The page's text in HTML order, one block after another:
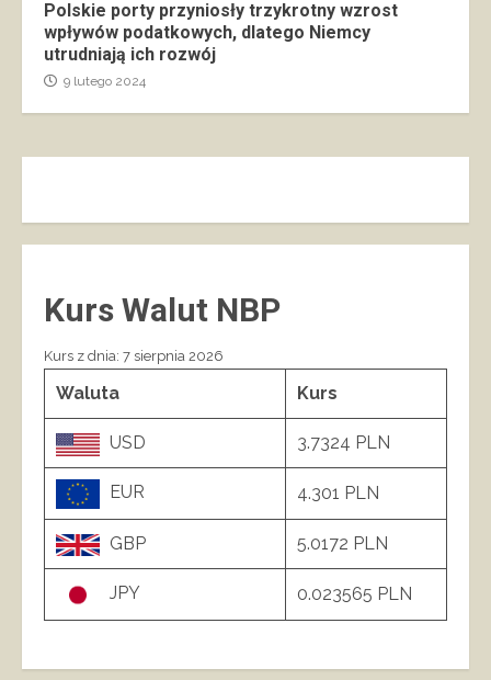
Polskie porty przyniosły trzykrotny wzrost
wpływów podatkowych, dlatego Niemcy
utrudniają ich rozwój
9 lutego 2024
Kurs Walut NBP
Kurs z dnia: 7 sierpnia 2026
Waluta Kurs
USD 3.7324 PLN
EUR 4.301 PLN
GBP 5.0172 PLN
JPY 0.023565 PLN